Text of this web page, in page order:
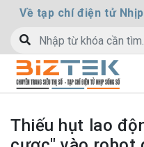
Về tạp chí điện tử
Thiếu hụt lao